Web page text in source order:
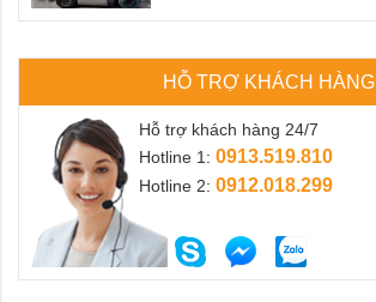
HỖ TRỢ KHÁCH HÀNG
Hỗ trợ khách hàng 24/7
Hotline 1: 0913.519.810
Hotline 2: 0912.018.299